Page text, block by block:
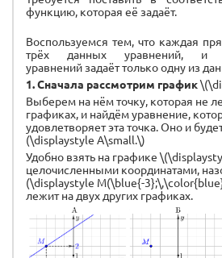
функцию, которая её задаёт.
Воспользуемся тем, что каждая
трёх данных уравнений,
уравнений задаёт только одну из
1. Сначала рассмотрим график
Выберем на нём точку, которая не
графиках, и найдём уравнение,
удовлетворяет эта точка. Оно и
(\displaystyle А\small.\)
Удобно взять на графике
целочисленными координатами,
(\displaystyle M(\blue{-
лежит на двух других графиках.